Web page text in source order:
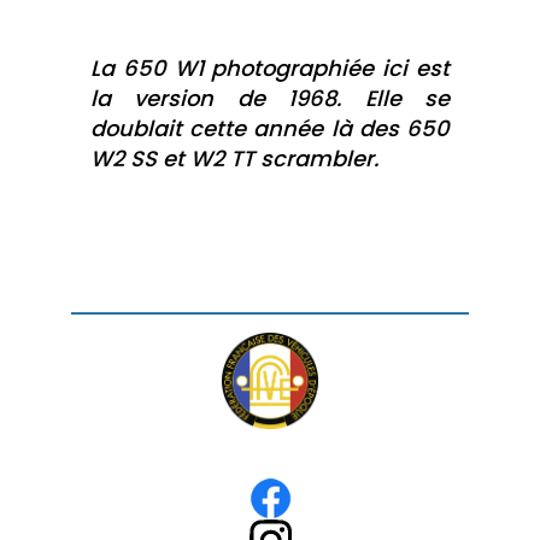
La 650 W1 photographiée ici est
la version de 1968. Elle se
doublait cette année là des 650
W2 SS et W2 TT scrambler.